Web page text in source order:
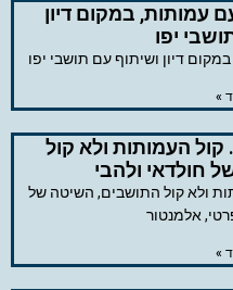
עמותות, במקום דיון
יפו
דיון ושיתוף עם תושבי יפו
»
קול העמותות ולא קול
חולדאי ולהבי
ולא קול התושבים, השיטה של
אלמנטור
»